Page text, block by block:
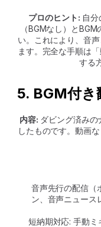
プロのヒント: 自
（BGMなし）と
い。これにより、音
ます。完全な手順は
する
5. BGM付き
内容: ダビング済みの
したものです。動画
音声先行の配信（
ン、音声ニュース
短納期対応: 手動